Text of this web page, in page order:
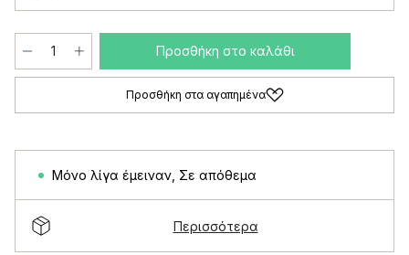
Προσθήκη στο καλάθι
Προσθήκη στα αγαπημένα
Μόνο λίγα έμειναν Σε απόθεμα
Περισσότερα